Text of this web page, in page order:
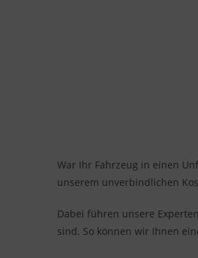
War Ihr Fahrzeug in einen
unserem unverbindlichen
Dabei führen unsere
sind. So können wir Ihnen